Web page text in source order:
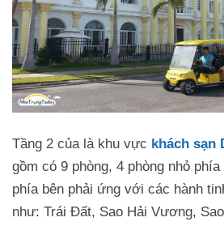
Tầng 2 của là khu vực khách sạn
gồm có 9 phòng, 4 phòng nhỏ
phía bên phải ứng với các hành
như: Trái Đất, Sao Hải Vương,